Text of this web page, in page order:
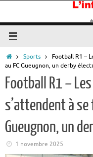
contenu
Accueil
Sports
Football R1 –
au FC Gueugnon, un derby
Football R1 –
s’attendent à se
Gueugnon, un
1 novembre 2025